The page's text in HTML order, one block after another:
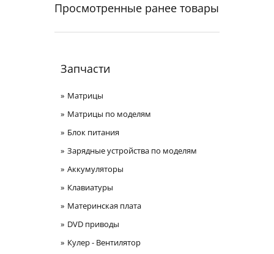
Просмотренные ранее товары
Запчасти
Матрицы
Матрицы по моделям
Блок питания
Зарядные устройства по моделям
Аккумуляторы
Клавиатуры
Материнская плата
DVD приводы
Кулер - Вентилятор